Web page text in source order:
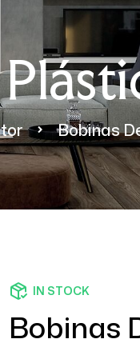
Bobinas
IN STOCK
Bobinas